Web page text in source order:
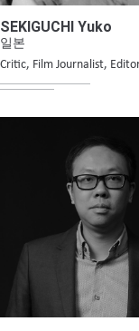
SEKIGUCHI Yuko
일본
Critic, Film Journalist,